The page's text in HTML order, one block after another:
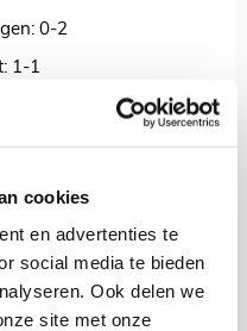
cookies
en advertenties te
social media te bieden
Ook delen we
site met onze
0-2
1-1